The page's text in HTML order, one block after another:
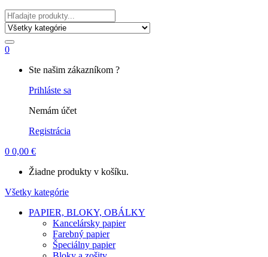
Hľadať
0
Ste našim zákazníkom ?
Prihláste sa
Nemám účet
Registrácia
0 0,00 €
Žiadne produkty v košíku.
Všetky kategórie
PAPIER, BLOKY, OBÁLKY
Kancelársky papier
Farebný papier
Špeciálny papier